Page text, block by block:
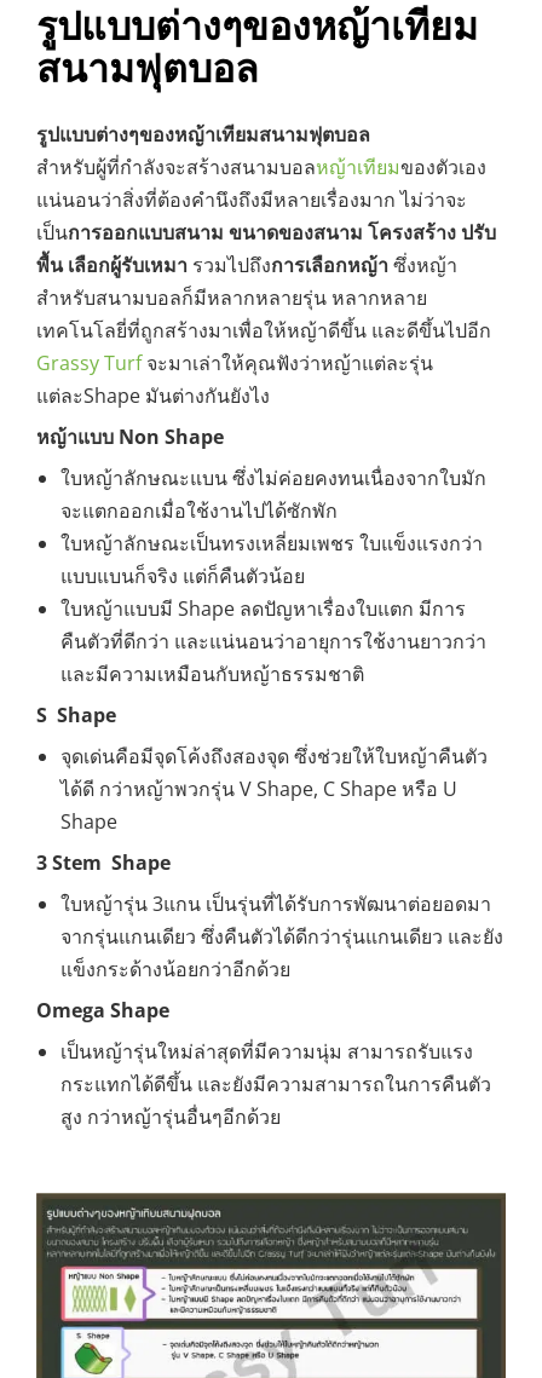
รูปแบบต่างๆของหญ้าเทียม
สนามฟุตบอล
รูปแบบต่างๆของหญ้าเทียมสนามฟุตบอล
สำหรับผู้ที่กำลังจะสร้างสนามบอลหญ้าเทียมของตัวเอง
แน่นอนว่าสิ่งที่ต้องคำนึงถึงมีหลายเรื่องมาก ไม่ว่าจะ
เป็นการออกแบบสนาม ขนาดของสนาม โครงสร้าง ปรับ
พื้น เลือกผู้รับเหมา รวมไปถึงการเลือกหญ้าซึ่งหญ้า
สำหรับสนามบอลก็มีหลากหลายรุ่น หลากหลาย
เทคโนโลยี่ที่ถูกสร้างมาเพื่อให้หญ้าดีขึ้น และดีขึ้นไปอีก
Grassy Turfจะมาเล่าให้คุณฟังว่าหญ้าแต่ละรุ่น
แต่ละShape มันต่างกันยังไง
หญ้าแบบ Non Shape
ใบหญ้าลักษณะแบน ซึ่งไม่ค่อยคงทนเนื่องจากใบมัก
จะแตกออกเมื่อใช้งานไปได้ซักพัก
ใบหญ้าลักษณะเป็นทรงเหลี่ยมเพชร ใบแข็งแรงกว่า
แบบแบนก็จริง แต่ก็คืนตัวน้อย
ใบหญ้าแบบมี Shape ลดปัญหาเรื่องใบแตก มีการ
คืนตัวที่ดีกว่า และแน่นอนว่าอายุการใช้งานยาวกว่า
และมีความเหมือนกับหญ้าธรรมชาติ
S Shape
จุดเด่นคือมีจุดโค้งถึงสองจุด ซึ่งช่วยให้ใบหญ้าคืนตัว
ได้ดี กว่าหญ้าพวกรุ่น V Shape, C Shape หรือ U
Shape
3 Stem Shape
ใบหญ้ารุ่น 3แกน เป็นรุ่นที่ได้รับการพัฒนาต่อยอดมา
จากรุ่นแกนเดียว ซึ่งคืนตัวได้ดีกว่ารุ่นแกนเดียว และยัง
แข็งกระด้างน้อยกว่าอีกด้วย
Omega Shape
เป็นหญ้ารุ่นใหม่ล่าสุดที่มีความนุ่ม สามารถรับแรง
กระแทกได้ดีขึ้น และยังมีความสามารถในการคืนตัว
สูง กว่าหญ้ารุ่นอื่นๆอีกด้วย